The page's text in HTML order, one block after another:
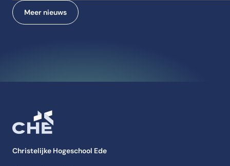
Meer nieuws
Christelijke Hogeschool Ede